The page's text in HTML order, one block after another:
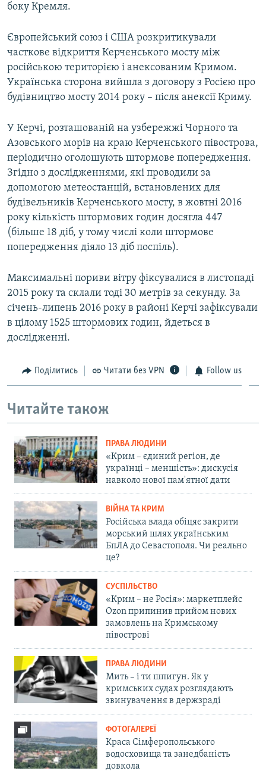
боку Кремля.
Європейський союз і США розкритикували
часткове відкриття Керченського мосту між
російською територією і анексованим Кримом.
Українська сторона вийшла з договору з Росією про
будівництво мосту 2014 року – після анексії Криму.
У Керчі, розташованій на узбережжі Чорного та
Азовського морів на краю Керченського півострова,
періодично оголошують штормове попередження.
Згідно з дослідженнями, які проводили за
допомогою метеостанцій, встановлених для
будівельників Керченського мосту, в жовтні 2016
року кількість штормових годин досягла 447
(більше 18 діб, у тому числі коли штормове
попередження діяло 13 діб поспіль).
Максимальні пориви вітру фіксувалися в листопаді
2015 року та склали тоді 30 метрів за секунду. За
січень-липень 2016 року в районі Керчі зафіксували
в цілому 1525 штормових годин, йдеться в
дослідженні.
Поділитись Читати без VPN Follow us
Читайте також
ПРАВА ЛЮДИНИ
«Крим – єдиний регіон, де
українці – меншість»: дискусія
навколо нової пам'ятної дати
ВІЙНА ТА КРИМ
Російська влада обіцяє закрити
морський шлях українським
БпЛА до Севастополя. Чи реально
це?
СУСПІЛЬСТВО
«Крим – не Росія»: маркетплейс
Ozon припинив прийом нових
замовлень на Кримському
півострові
ПРАВА ЛЮДИНИ
Мить – і ти шпигун. Як у
кримських судах розглядають
звинувачення в держзраді
ФОТОГАЛЕРЕЇ
Краса Сімферопольського
водосховища та занедбаність
довкола